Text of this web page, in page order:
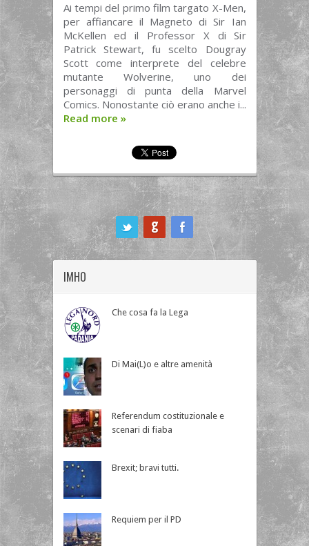
Ai tempi del primo film targato X-Men,
per affiancare il Magneto di Sir Ian
McKellen ed il Professor X di Sir
Patrick Stewart, fu scelto Dougray
Scott come interprete del celebre
mutante Wolverine, uno dei
personaggi di punta della Marvel
Comics. Nonostante ciò erano anche i...
Read more »
IMHO
Che cosa fa la Lega
Di Mai(L)o e altre amenità
Referendum costituzionale e
scenari di fiaba
Brexit; bravi tutti.
Requiem per il PD